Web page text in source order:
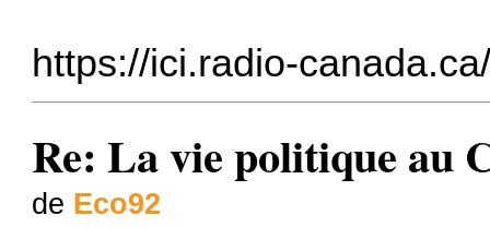
https://ici.radio-
Re: La vie politique au
de Eco92